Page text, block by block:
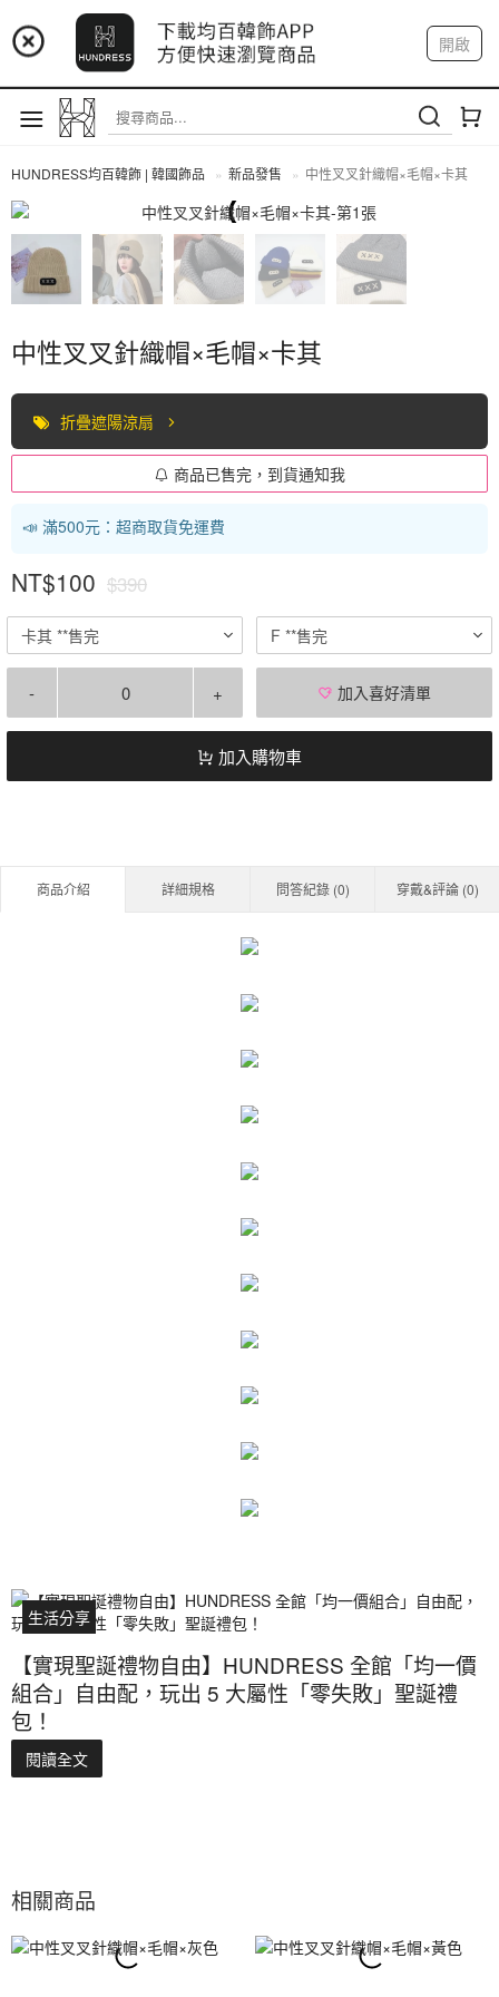
📢 市集預告：9/4-9/6 淡水捷運站
📢 市集預告：9/12-9/13 八里海巡基地
📢 市集預告：8/22-8/23 桃園青埔置地廣場
開啟
註冊 我的帳戶
HUNDRESS均百韓飾 | 韓國飾品 新品發售 中性叉叉針織帽×毛帽×卡其
全部商品
中性叉叉針織帽×毛帽×卡其
折疊遮陽涼扇
商品已售完，到貨通知我
📣 滿500元：超商取貨免運費
NT$100 $390
卡其 **售完 F **售完
- + 加入喜好清單
加入購物車
商品介紹 詳細規格 問答紀錄 (0) 穿戴&評論 (0)
生活分享
【實現聖誕禮物自由】HUNDRESS 全館「均一價
組合」自由配，玩出 5 大屬性「零失敗」聖誕禮
包！
閱讀全文
相關商品